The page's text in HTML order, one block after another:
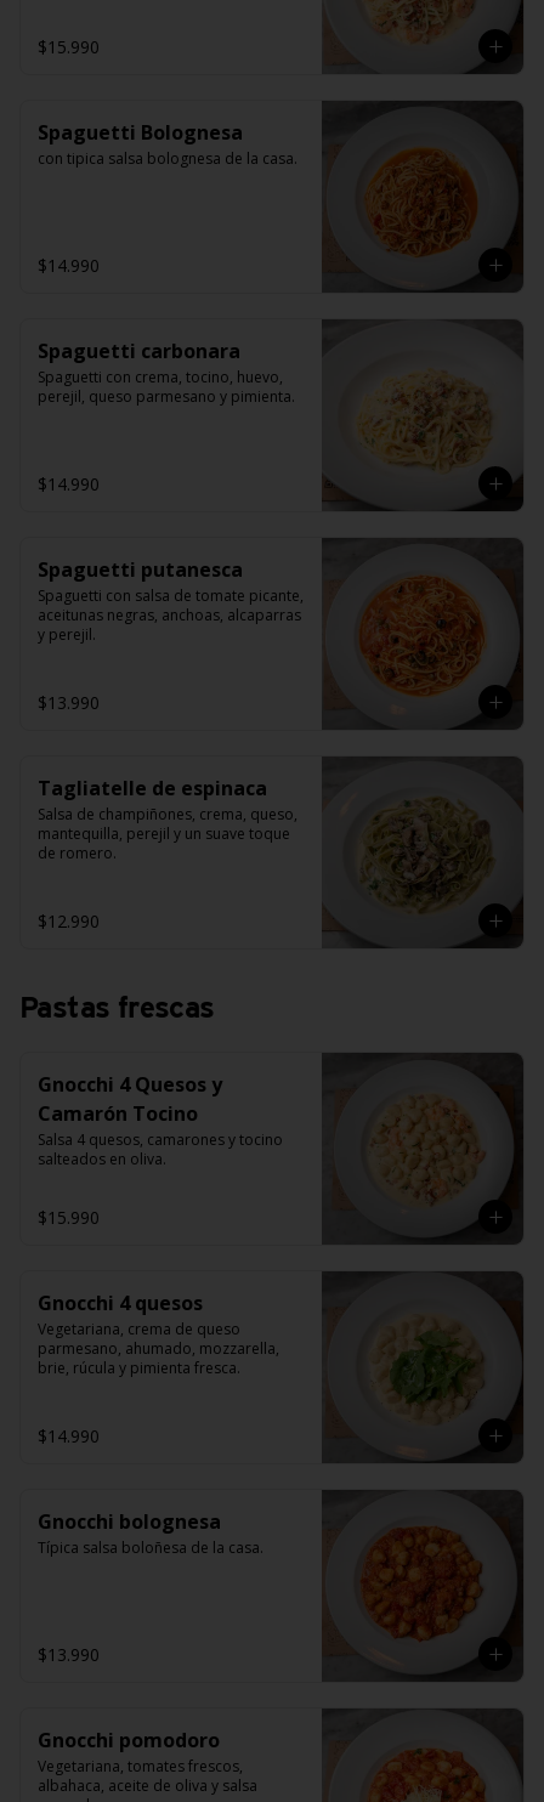
$15.990
Spaguetti Bolognesa
con tipica salsa bolognesa de la casa.
$14.990
Spaguetti carbonara
Spaguetti con crema, tocino, huevo,
perejil, queso parmesano y pimienta.
$14.990
Spaguetti putanesca
Spaguetti con salsa de tomate picante,
aceitunas negras, anchoas, alcaparras
y perejil.
$13.990
Tagliatelle de espinaca
Salsa de champiñones, crema, queso,
mantequilla, perejil y un suave toque
de romero.
$12.990
Pastas frescas
Gnocchi 4 Quesos y
Camarón Tocino
Salsa 4 quesos, camarones y tocino
salteados en oliva.
$15.990
Gnocchi 4 quesos
Vegetariana, crema de queso
parmesano, ahumado, mozzarella,
brie, rúcula y pimienta fresca.
$14.990
Gnocchi bolognesa
Típica salsa boloñesa de la casa.
$13.990
Gnocchi pomodoro
Vegetariana, tomates frescos,
albahaca, aceite de oliva y salsa